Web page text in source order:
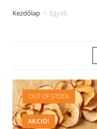
Kezdőlap > Egyéb
OUT OF STOCK
AKCIÓ!